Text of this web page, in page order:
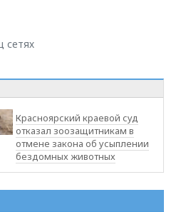
сетях
Красноярский краевой суд
отказал зоозащитникам в
отмене закона об усыплении
бездомных животных